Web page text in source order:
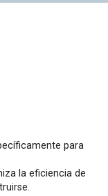
para
la eficiencia de